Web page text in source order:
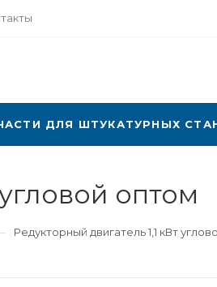
ДЛЯ ШТУКАТУРНЫХ
оптом
Редукторный двигатель 1,1 кВт